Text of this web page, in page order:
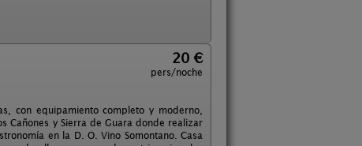
20 €
pers/noche
con equipamiento completo y moderno,
Cañones y Sierra de Guara donde realizar
en la D. O. Vino Somontano. Casa